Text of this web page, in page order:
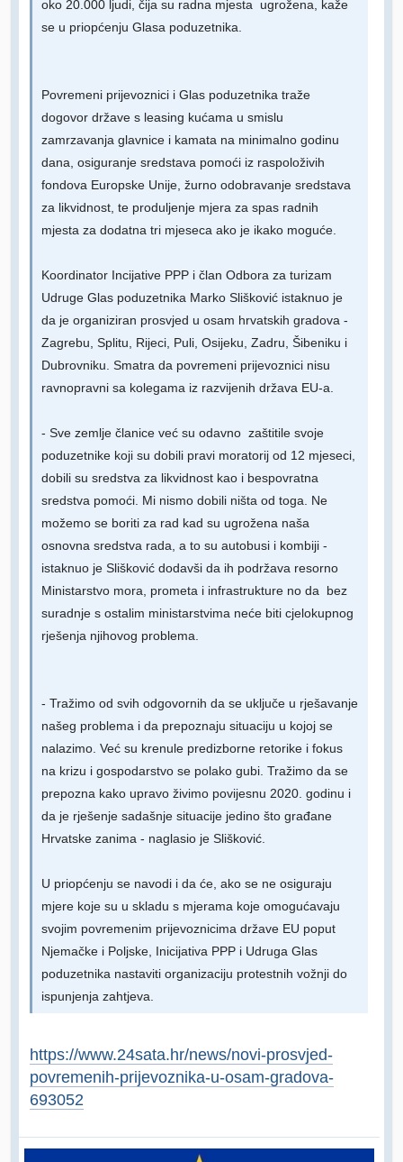
oko 20.000 ljudi, čija su radna mjesta ugrožena, kaže
se u priopćenju Glasa poduzetnika.
Povremeni prijevoznici i Glas poduzetnika traže
dogovor države s leasing kućama u smislu
zamrzavanja glavnice i kamata na minimalno godinu
dana, osiguranje sredstava pomoći iz raspoloživih
fondova Europske Unije, žurno odobravanje sredstava
za likvidnost, te produljenje mjera za spas radnih
mjesta za dodatna tri mjeseca ako je ikako moguće.
Koordinator Incijative PPP i član Odbora za turizam
Udruge Glas poduzetnika Marko Slišković istaknuo je
da je organiziran prosvjed u osam hrvatskih gradova -
Zagrebu, Splitu, Rijeci, Puli, Osijeku, Zadru, Šibeniku i
Dubrovniku. Smatra da povremeni prijevoznici nisu
ravnopravni sa kolegama iz razvijenih država EU-a.
- Sve zemlje članice već su odavno zaštitile svoje
poduzetnike koji su dobili pravi moratorij od 12 mjeseci,
dobili su sredstva za likvidnost kao i bespovratna
sredstva pomoći. Mi nismo dobili ništa od toga. Ne
možemo se boriti za rad kad su ugrožena naša
osnovna sredstva rada, a to su autobusi i kombiji -
istaknuo je Slišković dodavši da ih podržava resorno
Ministarstvo mora, prometa i infrastrukture no da bez
suradnje s ostalim ministarstvima neće biti cjelokupnog
rješenja njihovog problema.
- Tražimo od svih odgovornih da se uključe u rješavanje
našeg problema i da prepoznaju situaciju u kojoj se
nalazimo. Već su krenule predizborne retorike i fokus
na krizu i gospodarstvo se polako gubi. Tražimo da se
prepozna kako upravo živimo povijesnu 2020. godinu i
da je rješenje sadašnje situacije jedino što građane
Hrvatske zanima - naglasio je Slišković.
U priopćenju se navodi i da će, ako se ne osiguraju
mjere koje su u skladu s mjerama koje omogućavaju
svojim povremenim prijevoznicima države EU poput
Njemačke i Poljske, Inicijativa PPP i Udruga Glas
poduzetnika nastaviti organizaciju protestnih vožnji do
ispunjenja zahtjeva.
https://www.24sata.hr/news/novi-prosvjed-
povremenih-prijevoznika-u-osam-gradova-
693052